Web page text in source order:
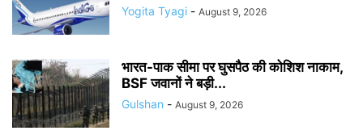
Yogita Tyagi - August 9, 2026
भारत-पाक सीमा पर घुसपैठ की कोशिश नाकाम,
BSF जवानों ने बड़ी...
Gulshan - August 9, 2026